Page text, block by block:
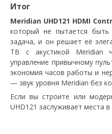
Итог
Meridian UHD121 HDMI
который не пытается
задача, и он решает её
ТВ с акустикой Meridian
управление привычному
экономия часов работы и
— звук уровня Meridian без
Если вы строите или
UHD121 заслуживает места